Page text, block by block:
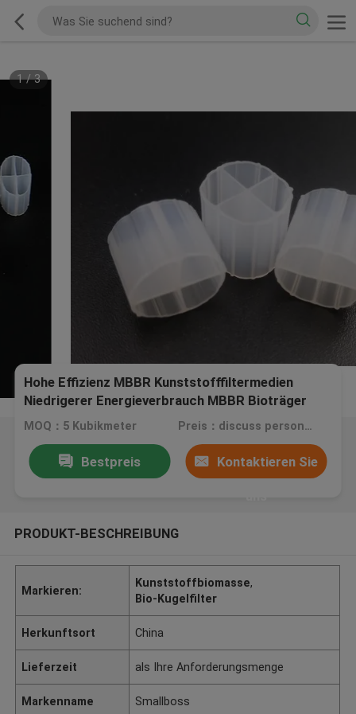
1/3
Hohe Effizienz MBBR Kunststofffiltermedien
Niedrigerer Energieverbrauch MBBR Bioträger
MOQ：5 Kubikmeter Preis：discuss personally
Bestpreis Kontaktieren Sie
PRODUKT-BESCHREIBUNG
Markieren:
Kunststoffbiomasse,
Bio-Kugelfilter
Herkunftsort China
Lieferzeit als Ihre Anforderungsmenge
Markenname Smallboss